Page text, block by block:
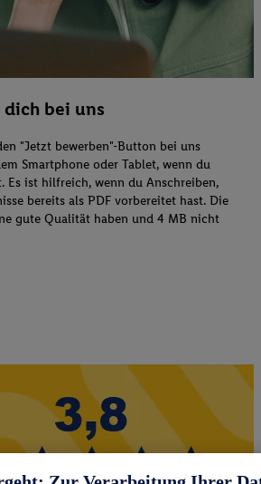
bei uns
"Jetzt bewerben"-Button bei uns
Smartphone oder Tablet, wenn du
Es ist hilfreich, wenn du Anschreiben,
bereits als PDF vorbereitet hast. Die
gute Qualität haben und 4 MB nicht